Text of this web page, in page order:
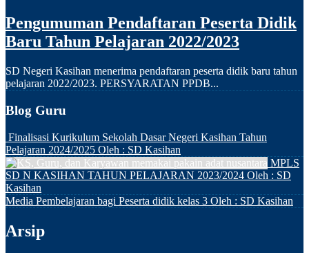
Pengumuman Pendaftaran Peserta Didik
Baru Tahun Pelajaran 2022/2023
SD Negeri Kasihan menerima pendaftaran peserta didik baru tahun
pelajaran 2022/2023. PERSYARATAN PPDB...
Blog Guru
Finalisasi Kurikulum Sekolah Dasar Negeri Kasihan Tahun
Pelajaran 2024/2025 Oleh : SD Kasihan
MPLS
SD N KASIHAN TAHUN PELAJARAN 2023/2024 Oleh : SD
Kasihan
Media Pembelajaran bagi Peserta didik kelas 3 Oleh : SD Kasihan
Arsip